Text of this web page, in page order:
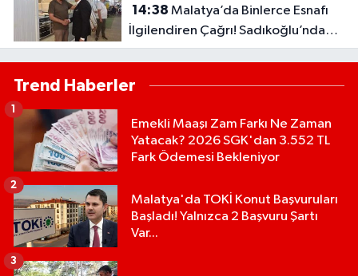
14:38
İlgilendiren Çağrı! Sadıkoğlu’ndan
Kura Fazlası İşyerleri İçin Yeni Talep
Trend Haberler
Emekli Maaşı Zam Farkı Ne Zaman
Yatacak? 2026 SGK'dan 3.552 TL
Fark Ödemesi Bekleniyor
1
Malatya'da TOKİ Konut Başvuruları
Başladı! Yalnızca 2 Başvuru Şartı
Var...
2
3